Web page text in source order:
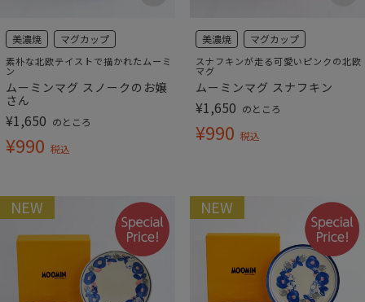
美濃焼 マグカップ
素朴な北欧テイストで描かれたムーミ
ン
ムーミンマグ スノークのお嬢
さん
¥1,650 のところ
¥990 税込
美濃焼 マグカップ
スナフキンが走る可愛いピンクの北欧
マグ
ムーミンマグ スナフキン
¥1,650 のところ
¥990 税込
NEW NEW